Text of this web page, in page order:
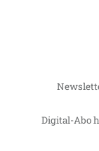
Digital-Abo